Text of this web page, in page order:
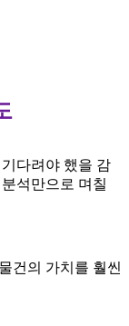
다려야 했을 감
분석만으로 며칠
건의 가치를 훨씬